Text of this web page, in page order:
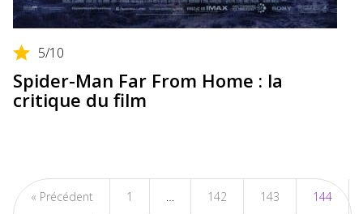
5/10
Spider-Man Far From Home : la
critique du film
« Précédent 1 … 142 143 144